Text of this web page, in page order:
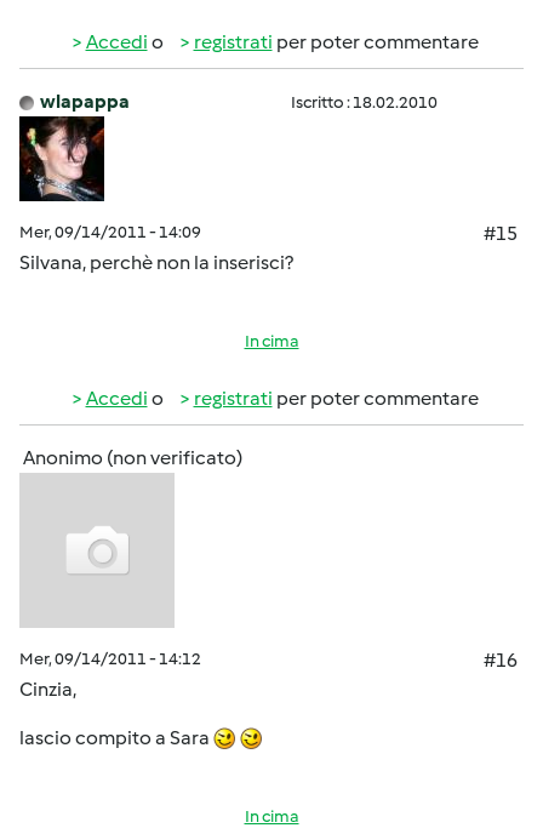
Accedi o registrati per poter commentare
wlapappa Iscritto : 18.02.2010
Mer, 09/14/2011 - 14:09
#15
Silvana, perchè non la inserisci?
In cima
Accedi o registrati per poter commentare
Anonimo (non verificato)
Mer, 09/14/2011 - 14:12
#16
Cinzia,
lascio compito a Sara
In cima